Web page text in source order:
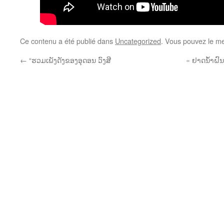
Ce contenu a été publié dans Uncategorized. Vous pouvez le
← “ຮວມເພັງດັງຂອງອຸດອນ ວົງສີ « ຢາດນໍ້າຝົ